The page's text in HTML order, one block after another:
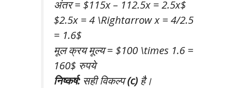
अंतर = $115x – 112.5x = 2.5x$
$2.5x = 4 \Rightarrow x = 4/2.5
= 1.6$
मूल क्रय मूल्य = $100 \times 1.6 =
160$ रुपये
निष्कर्ष:सही विकल्प(c) है।